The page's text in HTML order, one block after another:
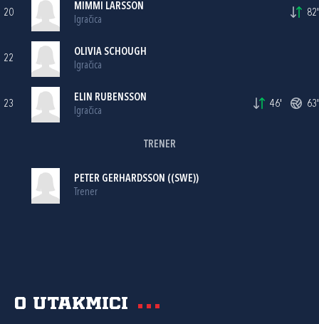
20
MIMMI LARSSON
Igračica
82'
22
OLIVIA SCHOUGH
Igračica
23
ELIN RUBENSSON
Igračica
46' 63'
TRENER
PETER GERHARDSSON ((SWE))
Trener
O utakmici